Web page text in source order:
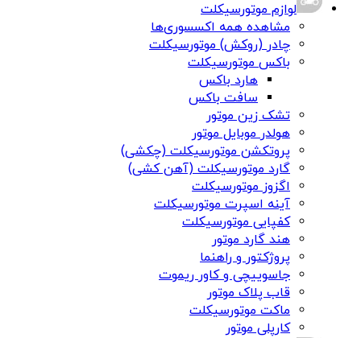
لوازم موتورسیکلت
مشاهده همه اکسسوری‌ها
چادر (روکش) موتورسیکلت
باکس موتورسیکلت
هارد باکس
سافت باکس
تشک زین موتور
هولدر موبایل موتور
پروتکشن موتورسیکلت (چکشی)
گارد موتورسیکلت (آهن کشی)
اگزوز موتورسیکلت
آینه اسپرت موتورسیکلت
کفپایی موتورسیکلت
هند گارد موتور
پروژکتور و راهنما
جاسوییچی و کاور ریموت
قاب پلاک موتور
ماکت موتورسیکلت
کارپلی موتور